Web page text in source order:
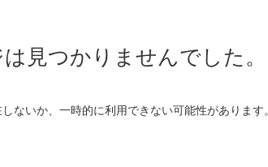
見つかりませんでした。
ないか、一時的に利用できない可能性があります。